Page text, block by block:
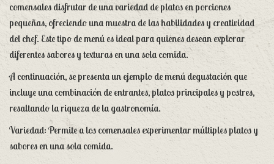
comensales disfrutar de una variedad de platos en porciones
pequeñas, ofreciendo una muestra de las habilidades y creatividad
del chef. Este tipo de menú es ideal para quienes desean explorar
diferentes sabores y texturas en una sola comida.
A continuación, se presenta un ejemplo de menú degustación que
incluye una combinación de entrantes, platos principales y postres,
resaltando la riqueza de la gastronomía.
Variedad: Permite a los comensales experimentar múltiples platos y
sabores en una sola comida.